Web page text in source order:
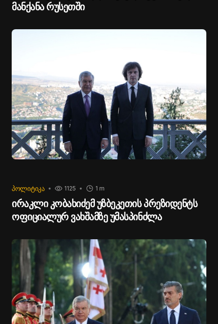
მანქანა რუსეთში
ᲞᲝᲚᲘᲢᲘᲙᲐ 1 m
1125
ირაკლი კობახიძემ უზბეკეთის პრეზიდენტს
ოფიციალურ ვახშამზე უმასპინძლა